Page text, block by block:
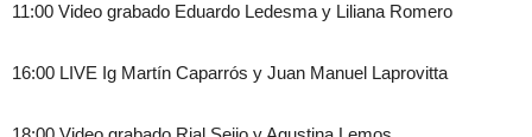
11:00 Video grabado Eduardo Ledesma y Liliana Romero
16:00 LIVE Ig Martín Caparrós y Juan Manuel Laprovitta